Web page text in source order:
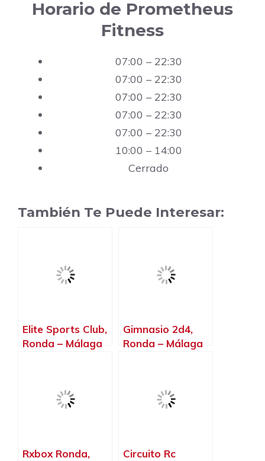
Horario de Prometheus
Fitness
07:00 – 22:30
07:00 – 22:30
07:00 – 22:30
07:00 – 22:30
07:00 – 22:30
10:00 – 14:00
Cerrado
También Te Puede Interesar:
Elite Sports Club,
Ronda – Málaga
Gimnasio 2d4,
Ronda – Málaga
Rxbox Ronda,
Circuito Rc